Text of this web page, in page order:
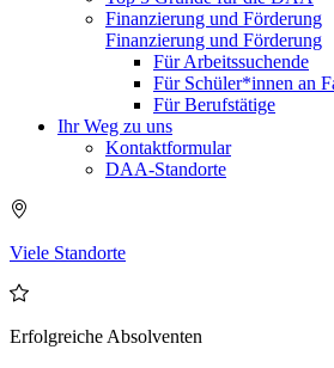
Finanzierung und Förderung
Finanzierung und Förderung
Für Arbeitssuchende
Für Schüler*innen an
Für Berufstätige
Ihr Weg zu uns
Kontaktformular
DAA-Standorte
Viele Standorte
Erfolgreiche Absolventen